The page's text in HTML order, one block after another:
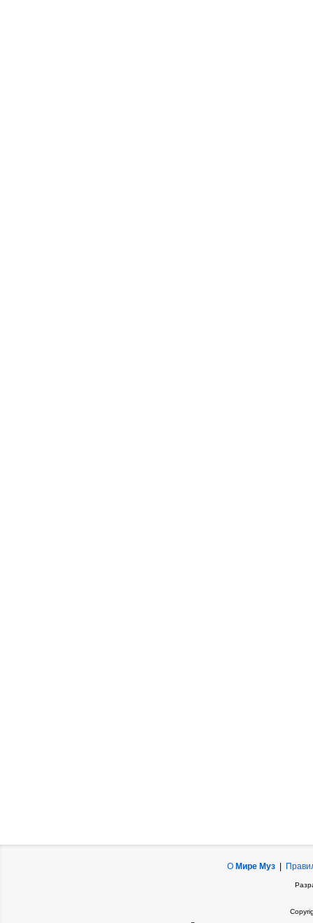
О Мире Муз|